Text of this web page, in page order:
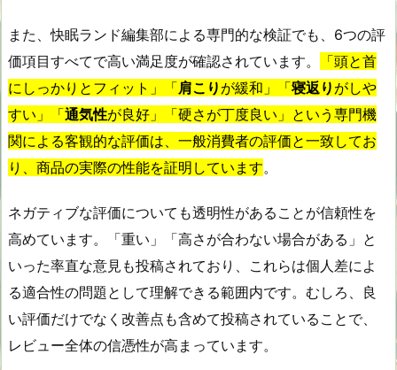
また、快眠ランド編集部による専門的な検証でも、6つの評
価項目すべてで高い満足度が確認されています。
「頭と首
にしっかりとフィット」「肩こり が緩和」「寝返り がしや
すい」「通気性が良好」「硬さが丁度良い」という専門機
関による客観的な評価は、一般消費者の評価と一致してお
り、商品の実際の性能を証明しています。
ネガティブな評価についても透明性があることが信頼性を
高めています。「重い」「高さが合わない場合がある」と
いった率直な意見も投稿されており、これらは個人差によ
る適合性の問題として理解できる範囲内です。むしろ、良
い評価だけでなく改善点も含めて投稿されていることで、
レビュー全体の信憑性が高まっています。